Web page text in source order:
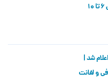
۱۴۰۵ | جدیدترین لیست قیمت مدل‌های ۶ تا ۱۰
تومان اعلام شد |
و لفانت